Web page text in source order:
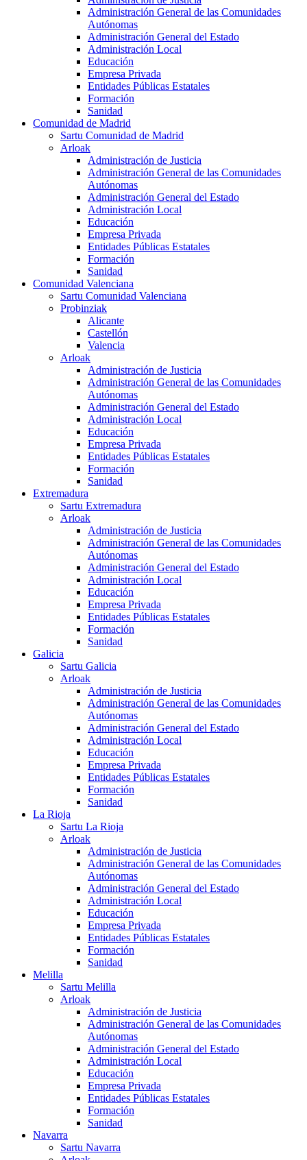
Administración General de las Comunidades
Autónomas
Administración General del Estado
Administración Local
Educación
Empresa Privada
Entidades Públicas Estatales
Formación
Sanidad
Comunidad de Madrid
Sartu Comunidad de Madrid
Arloak
Administración de Justicia
Administración General de las Comunidades
Autónomas
Administración General del Estado
Administración Local
Educación
Empresa Privada
Entidades Públicas Estatales
Formación
Sanidad
Comunidad Valenciana
Sartu Comunidad Valenciana
Probinziak
Alicante
Castellón
Valencia
Arloak
Administración de Justicia
Administración General de las Comunidades
Autónomas
Administración General del Estado
Administración Local
Educación
Empresa Privada
Entidades Públicas Estatales
Formación
Sanidad
Extremadura
Sartu Extremadura
Arloak
Administración de Justicia
Administración General de las Comunidades
Autónomas
Administración General del Estado
Administración Local
Educación
Empresa Privada
Entidades Públicas Estatales
Formación
Sanidad
Galicia
Sartu Galicia
Arloak
Administración de Justicia
Administración General de las Comunidades
Autónomas
Administración General del Estado
Administración Local
Educación
Empresa Privada
Entidades Públicas Estatales
Formación
Sanidad
La Rioja
Sartu La Rioja
Arloak
Administración de Justicia
Administración General de las Comunidades
Autónomas
Administración General del Estado
Administración Local
Educación
Empresa Privada
Entidades Públicas Estatales
Formación
Sanidad
Melilla
Sartu Melilla
Arloak
Administración de Justicia
Administración General de las Comunidades
Autónomas
Administración General del Estado
Administración Local
Educación
Empresa Privada
Entidades Públicas Estatales
Formación
Sanidad
Navarra
Sartu Navarra